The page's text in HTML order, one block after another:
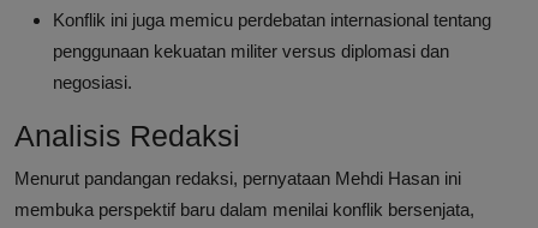
Konflik ini juga memicu perdebatan internasional tentang
penggunaan kekuatan militer versus diplomasi dan
negosiasi.
Analisis Redaksi
Menurut pandangan redaksi, pernyataan Mehdi Hasan ini
membuka perspektif baru dalam menilai konflik bersenjata,